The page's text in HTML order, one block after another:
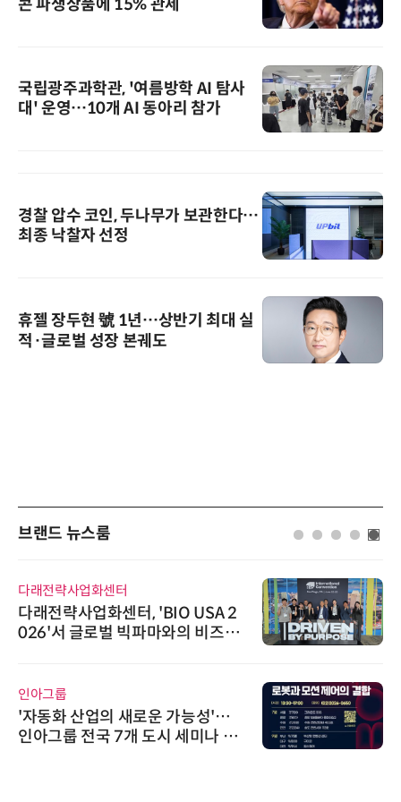
콘 파생상품에 15% 관세
국립광주과학관, '여름방학 AI 탐사
대' 운영…10개 AI 동아리 참가
경찰 압수 코인, 두나무가 보관한다…
최종 낙찰자 선정
휴젤 장두현 號 1년…상반기 최대 실
적·글로벌 성장 본궤도
브랜드 뉴스룸
다래전략사업화센터
다래전략사업화센터, 'BIO USA 2
026'서 글로벌 빅파마와의 비즈니
인아그룹
'자동화 산업의 새로운 가능성'…
인아그룹 전국 7개 도시 세미나 페